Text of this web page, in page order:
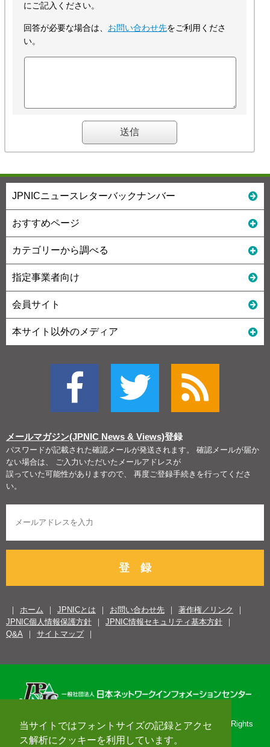
当サイトではフォントサイズの記録とアクセ
ス解析にクッキーを利用しています。
にご記入ください。
回答が必要な場合は、 お問い合わせ先をご利用くださ
い。
JPNICニュースレターバックナンバー
おすすめページ
カテゴリーから調べる
指定事業者向け
会員サイト
本サイト以外のメディア
メールマガジン(JPNIC News & Views)登録
パスワードが記載された確認メールが発送されます。 確認メールが届か
ない場合は、 ご入力いただいたメールアドレスが
誤っていた可能性がありますので、 再度ご登録手続きを行ってくださ
い。
登 録
ホーム JPNICとは お問い合わせ先
著作権／リンク
JPNIC個人情報保護方針
JPNIC情報セキュリティ基本方針
Q&A
サイトマップ
Copyright© 1996-2026 Japan Network Information Center. All Rights
Reserved.